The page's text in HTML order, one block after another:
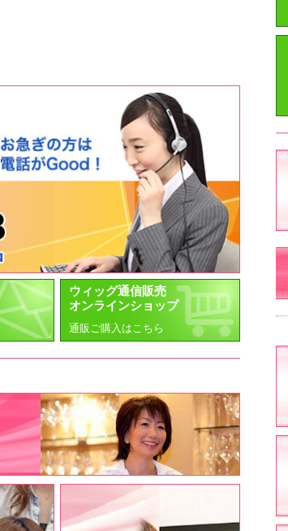
ウィッグ通信販売
オンラインショップ
通販ご購入はこちら